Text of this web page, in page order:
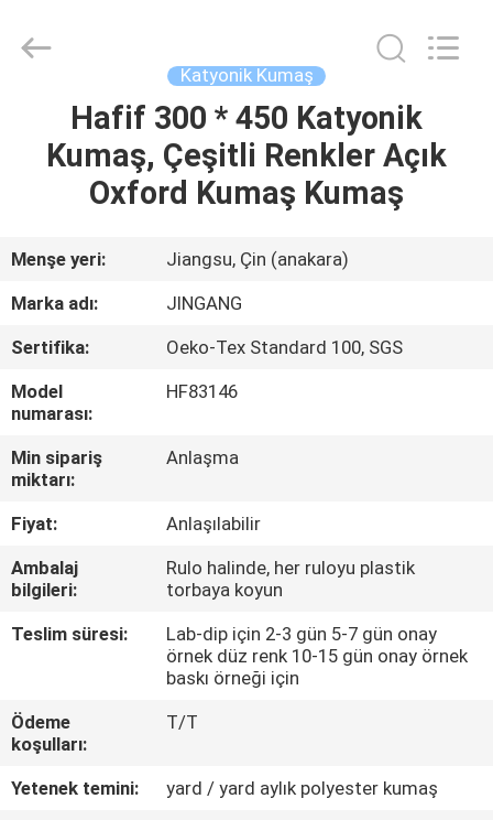
ÜRÜN:%
HAKKIMIZDA
FABRIKA
TURU
KALITE
KONTROL
BIZIMLE
ILETIŞIME
HABERLER
VAKALAR
Textile
Co.,Ltd.
Katyonik Kumaş
Hafif 300 * 450 Katyonik
Kumaş, Çeşitli Renkler Açık
Oxford Kumaş Kumaş
Menşe yeri:
Jiangsu, Çin (anakara)
Marka adı:
JINGANG
Sertifika:
Oeko-Tex Standard 100, SGS
Model
numarası:
HF83146
Min sipariş
miktarı:
Anlaşma
Fiyat:
Anlaşılabilir
Ambalaj
bilgileri:
Rulo halinde, her ruloyu plastik
torbaya koyun
Teslim süresi:
Lab-dip için 2-3 gün 5-7 gün onay
örnek düz renk 10-15 gün onay örnek
baskı örneği için
Ödeme
koşulları:
T/T
Yetenek temini:
yard / yard aylık polyester kumaş